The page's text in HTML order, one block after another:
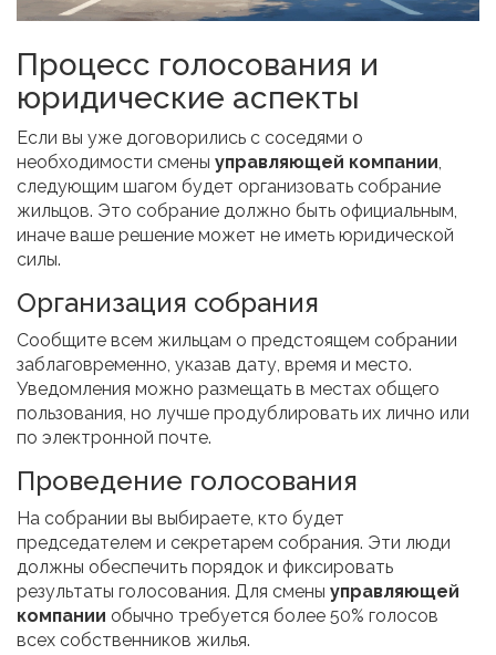
Процесс голосования и
юридические аспекты
Если вы уже договорились с соседями о
необходимости смены управляющей компании,
следующим шагом будет организовать собрание
жильцов. Это собрание должно быть официальным,
иначе ваше решение может не иметь юридической
силы.
Организация собрания
Сообщите всем жильцам о предстоящем собрании
заблаговременно, указав дату, время и место.
Уведомления можно размещать в местах общего
пользования, но лучше продублировать их лично или
по электронной почте.
Проведение голосования
На собрании вы выбираете, кто будет
председателем и секретарем собрания. Эти люди
должны обеспечить порядок и фиксировать
результаты голосования. Для смены управляющей
компании обычно требуется более 50% голосов
всех собственников жилья.